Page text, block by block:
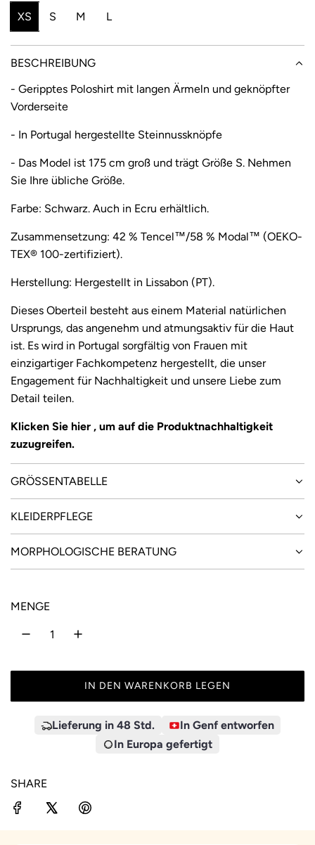
d
r
p
r
e
i
s
u
ä
r
e
r
P
r
e
i
s
XS
S M L
BESCHREIBUNG
- Geripptes Poloshirt mit langen Ärmeln und geknöpfter
Vorderseite
- In Portugal hergestellte Steinnussknöpfe
- Das Model ist 175 cm groß und trägt Größe S. Nehmen
Sie Ihre übliche Größe.
Farbe: Schwarz. Auch in Ecru erhältlich.
Zusammensetzung: 42 % Tencel™/58 % Modal™ (OEKO-
TEX® 100-zertifiziert).
Herstellung: Hergestellt in Lissabon (PT).
Dieses Oberteil besteht aus einem Material natürlichen
Ursprungs, das angenehm und atmungsaktiv für die Haut
ist. Es wird in Portugal sorgfältig von Frauen mit
einzigartiger Fachkompetenz hergestellt, die unser
Engagement für Nachhaltigkeit und unsere Liebe zum
Detail teilen.
Klicken Sie hier , um auf die Produktnachhaltigkeit
zuzugreifen.
GRÖSSENTABELLE
KLEIDERPFLEGE
MORPHOLOGISCHE BERATUNG
MENGE
IN DEN WARENKORB LEGEN
L
E
Lieferung in 48 Std.
In Genf entworfen
In Europa gefertigt
SHARE